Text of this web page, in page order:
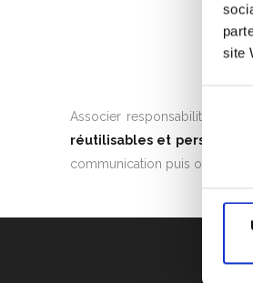
site
du
Associer responsabilité
réutilisables et
communication puis offerts